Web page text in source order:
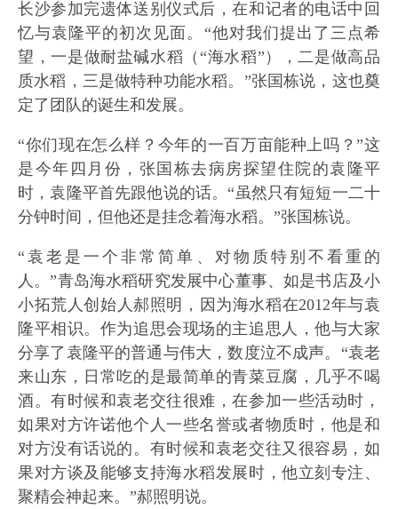
长沙参加完遗体送别仪式后，在和记者的电话中回
忆与袁隆平的初次见面。“他对我们提出了三点希
望，一是做耐盐碱水稻（“海水稻”），二是做高品
质水稻，三是做特种功能水稻。”张国栋说，这也奠
定了团队的诞生和发展。
“你们现在怎么样？今年的一百万亩能种上吗？”这
是今年四月份，张国栋去病房探望住院的袁隆平
时，袁隆平首先跟他说的话。“虽然只有短短一二十
分钟时间，但他还是挂念着海水稻。”张国栋说。
“袁老是一个非常简单、对物质特别不看重的
人。”青岛海水稻研究发展中心董事、如是书店及小
小拓荒人创始人郝照明，因为海水稻在2012年与袁
隆平相识。作为追思会现场的主追思人，他与大家
分享了袁隆平的普通与伟大，数度泣不成声。“袁老
来山东，日常吃的是最简单的青菜豆腐，几乎不喝
酒。有时候和袁老交往很难，在参加一些活动时，
如果对方许诺他个人一些名誉或者物质时，他是和
对方没有话说的。有时候和袁老交往又很容易，如
果对方谈及能够支持海水稻发展时，他立刻专注、
聚精会神起来。”郝照明说。